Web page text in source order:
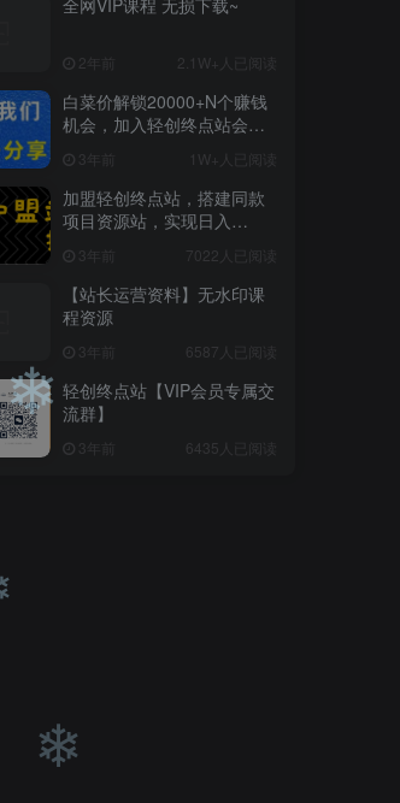
2年前 2.1W+人已阅读
白菜价解锁20000+N个赚钱
机会，加入轻创终点站会
3年前 1W+人已阅读
加盟轻创终点站，搭建同款
项目资源站，实现日入
3年前 7022人已阅读
【站长运营资料】无水印课
程资源
3年前 6587人已阅读
轻创终点站【VIP会员专属交
流群】
3年前 6435人已阅读